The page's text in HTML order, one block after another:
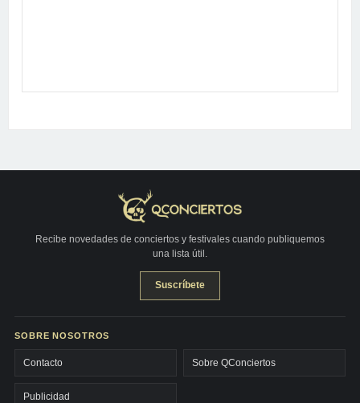
Recibe novedades de conciertos y festivales cuando publiquemos
una lista útil.
Suscríbete
SOBRE NOSOTROS
Contacto Sobre QConciertos
Publicidad